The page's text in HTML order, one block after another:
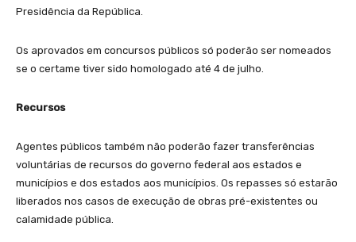
Presidência da República.
Os aprovados em concursos públicos só poderão ser nomeados
se o certame tiver sido homologado até 4 de julho.
Recursos
Agentes públicos também não poderão fazer transferências
voluntárias de recursos do governo federal aos estados e
municípios e dos estados aos municípios. Os repasses só estarão
liberados nos casos de execução de obras pré-existentes ou
calamidade pública.